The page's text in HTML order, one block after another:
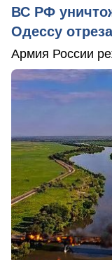
ВС РФ
Одессу
Армия России